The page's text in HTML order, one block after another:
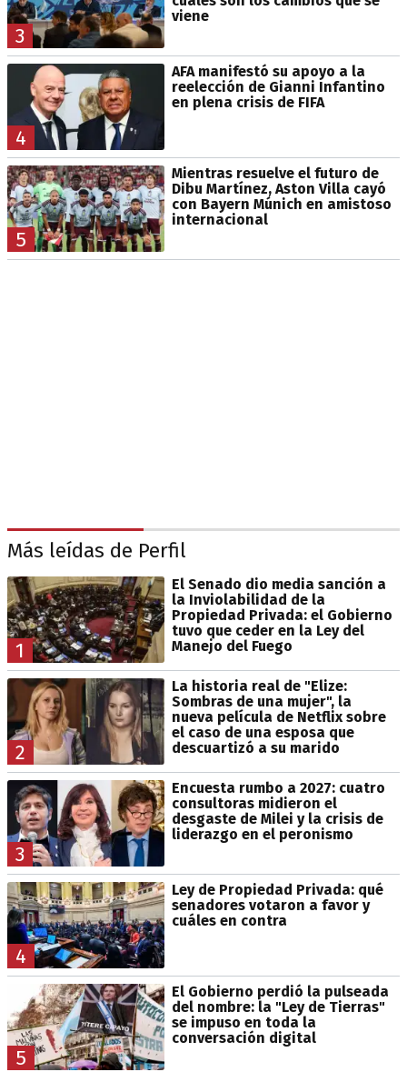
3
viene
4
AFA manifestó su apoyo a la
reelección de Gianni Infantino
en plena crisis de FIFA
5
Mientras resuelve el futuro de
Dibu Martínez, Aston Villa cayó
con Bayern Múnich en amistoso
internacional
Más leídas de Perfil
1
El Senado dio media sanción a
la Inviolabilidad de la
Propiedad Privada: el Gobierno
tuvo que ceder en la Ley del
Manejo del Fuego
2
La historia real de "Elize:
Sombras de una mujer", la
nueva película de Netflix sobre
el caso de una esposa que
descuartizó a su marido
3
Encuesta rumbo a 2027: cuatro
consultoras midieron el
desgaste de Milei y la crisis de
liderazgo en el peronismo
4
Ley de Propiedad Privada: qué
senadores votaron a favor y
cuáles en contra
5
El Gobierno perdió la pulseada
del nombre: la "Ley de Tierras"
se impuso en toda la
conversación digital